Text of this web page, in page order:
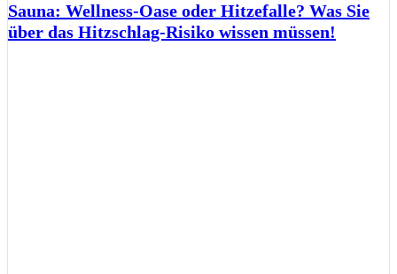
Sauna: Wellness-Oase oder Hitzefalle? Was Sie
über das Hitzschlag-Risiko wissen müssen!